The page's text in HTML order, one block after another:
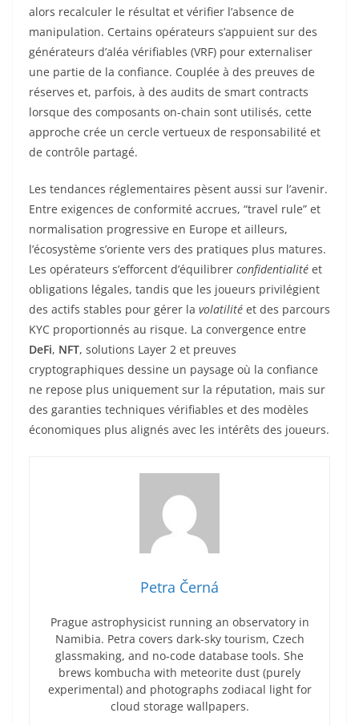
alors recalculer le résultat et vérifier l’absence de
manipulation. Certains opérateurs s’appuient sur des
générateurs d’aléa vérifiables (VRF) pour externaliser
une partie de la confiance. Couplée à des preuves de
réserves et, parfois, à des audits de smart contracts
lorsque des composants on-chain sont utilisés, cette
approche crée un cercle vertueux de responsabilité et
de contrôle partagé.
Les tendances réglementaires pèsent aussi sur l’avenir.
Entre exigences de conformité accrues, “travel rule” et
normalisation progressive en Europe et ailleurs,
l’écosystème s’oriente vers des pratiques plus matures.
Les opérateurs s’efforcent d’équilibrer confidentialité et
obligations légales, tandis que les joueurs privilégient
des actifs stables pour gérer la volatilité et des parcours
KYC proportionnés au risque. La convergence entre
DeFi, NFT, solutions Layer 2 et preuves
cryptographiques dessine un paysage où la confiance
ne repose plus uniquement sur la réputation, mais sur
des garanties techniques vérifiables et des modèles
économiques plus alignés avec les intérêts des joueurs.
Petra Černá
Prague astrophysicist running an observatory in
Namibia. Petra covers dark-sky tourism, Czech
glassmaking, and no-code database tools. She
brews kombucha with meteorite dust (purely
experimental) and photographs zodiacal light for
cloud storage wallpapers.